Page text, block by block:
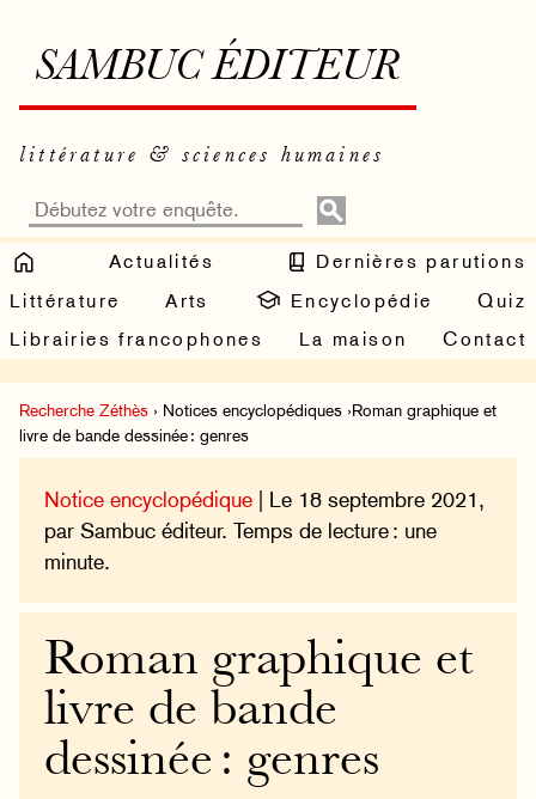
SAMBUC ÉDITEUR
littérature & sciences humaines
Actualités
Dernières parutions
Littérature
Arts Encyclopédie
Quiz
Librairies francophones
La maison Contact
Recherche Zéthès › Notices encyclopédiques ›Roman graphique et
livre de bande dessinée : genres
Notice encyclopédique | Le 18 septembre 2021,
par Sambuc éditeur. Temps de lecture : une
minute.
Roman graphique et
livre de bande
dessinée : genres